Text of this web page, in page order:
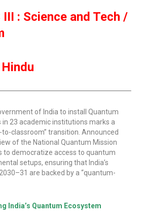
III : Science and Tech /
of India to install Quantum
23 academic institutions marks a
classroom” transition. Announced
of the National Quantum Mission
to democratize access to quantum
setups, ensuring that India’s
are backed by a “quantum-
India’s Quantum Ecosystem